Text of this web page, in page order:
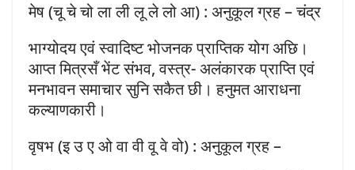
मेष (चू चे चो ला ली लू ले लो आ) : अनुकूल ग्रह – चंद्र
भाग्योदय एवं स्वादिष्ट भोजनक प्राप्तिक योग अछि।
आप्त मित्रसँ भेंट संभव, वस्त्र- अलंकारक प्राप्ति एवं
मनभावन समाचार सुनि सकैत छी। हनुमत आराधना
कल्याणकारी।
वृषभ (इ उ ए ओ वा वी वू वे वो) : अनुकूल ग्रह –